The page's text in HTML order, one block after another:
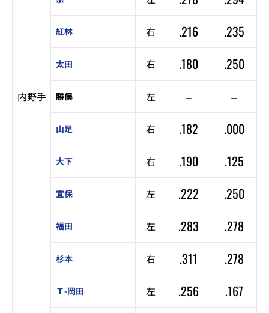
内野手
紅林 右 .216 .235
太田 右 .180 .250
勝俣 左 – –
山足 右 .182 .000
大下 右 .190 .125
宜保 左 .222 .250
福田 左 .283 .278
杉本 右 .311 .278
Ｔ-岡田 左 .256 .167